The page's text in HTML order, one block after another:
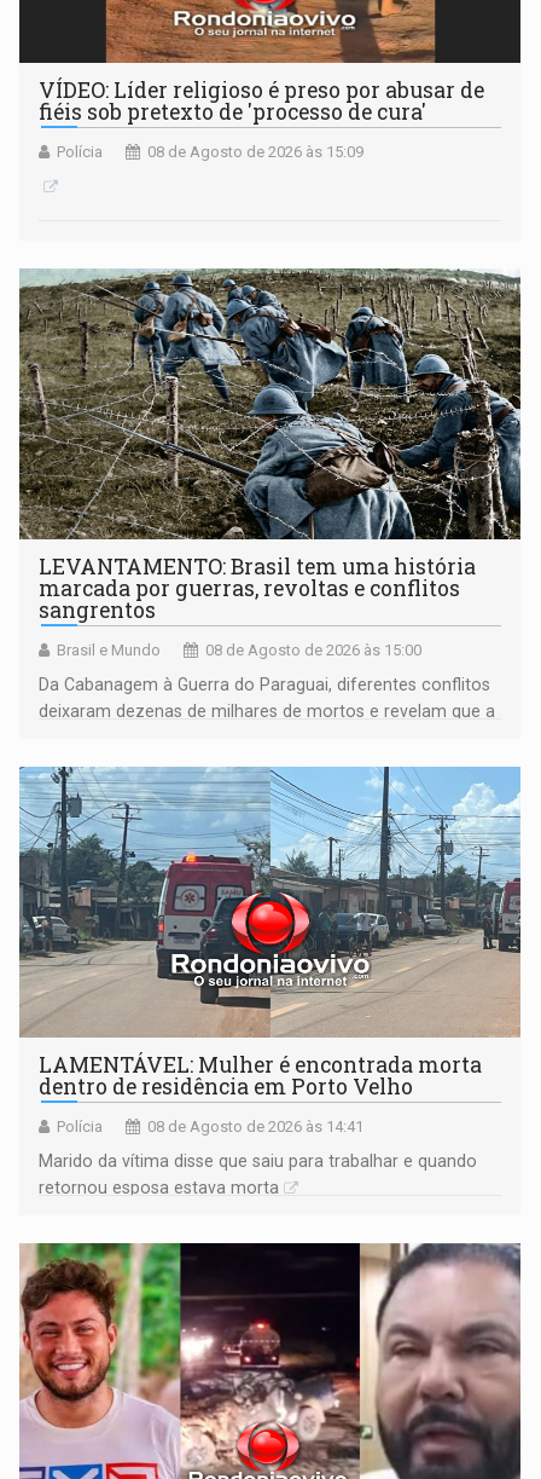
VÍDEO: Líder religioso é preso por abusar de
fiéis sob pretexto de 'processo de cura'
Polícia 08 de Agosto de 2026 às 15:09
LEVANTAMENTO: Brasil tem uma história
marcada por guerras, revoltas e conflitos
sangrentos
Brasil e Mundo 08 de Agosto de 2026 às 15:00
Da Cabanagem à Guerra do Paraguai, diferentes conflitos
deixaram dezenas de milhares de mortos e revelam que a
territoriais e sociais
LAMENTÁVEL: Mulher é encontrada morta
dentro de residência em Porto Velho
Polícia 08 de Agosto de 2026 às 14:41
Marido da vítima disse que saiu para trabalhar e quando
retornou esposa estava morta